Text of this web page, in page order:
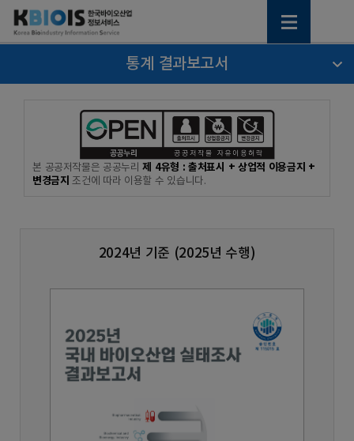
통계 결과보고서
본 공공저작물은 공공누리제 4유형 : 출처표시 + 상업적 이용금지 +
변경금지 조건에 따라 이용할 수 있습니다.
2024년 기준 (2025년 수행)